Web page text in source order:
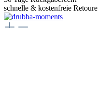
schnelle & kostenfreie Retoure